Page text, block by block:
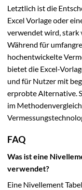
Letztlich ist die
Excel Vorlage oder
verwendet wird, stark
Während für
hochentwickelte
bietet die Excel-
und für Nutzer mit
erprobte Alternative.
im
FAQ
Was ist eine
verwendet?
Eine Nivellement